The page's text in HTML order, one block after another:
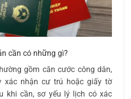
cần có những gì?
gồm căn cước công dân,
xác nhận cư trú hoặc giấy tờ
khi cần, sơ yếu lý lịch có xác